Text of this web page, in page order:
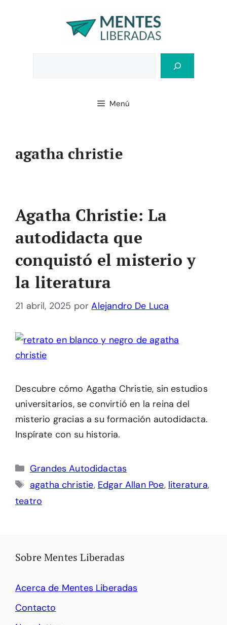
Menú
agatha christie
Agatha Christie: La
autodidacta que
conquistó el misterio y
la literatura
21 abril, 2025 porAlejandro De Luca
Descubre cómo Agatha Christie, sin estudios
universitarios, se convirtió en la reina del
misterio gracias a su formación autodidacta.
Inspírate con su historia.
Categorías
Grandes Autodidactas
Etiquetas
agatha christie, Edgar Allan Poe, literatura,
teatro
Sobre Mentes Liberadas
Acerca de Mentes Liberadas
Contacto